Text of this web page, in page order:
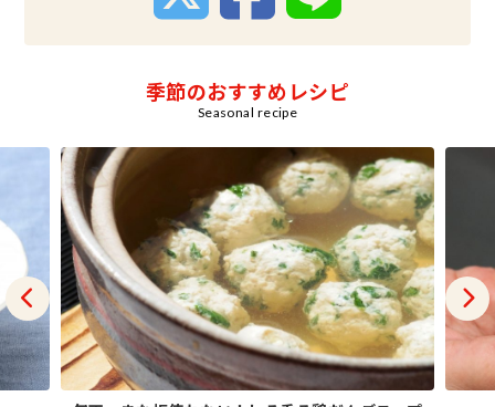
季節のおすすめレシピ
Seasonal recipe